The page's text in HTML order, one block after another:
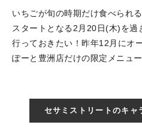
いちごが旬の時期だけ食べられ
スタートとなる2月20日(木)を過
行っておきたい！昨年12月にオ
ぽーと豊洲店だけの限定メニュ
セサミストリートのキャ